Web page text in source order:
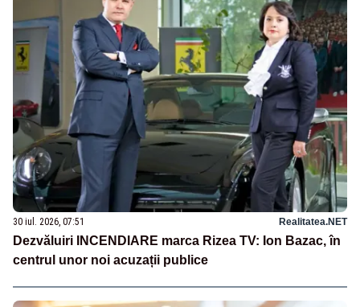
30 iul. 2026, 07:51 Realitatea.NET
Dezvăluiri INCENDIARE marca Rizea TV: Ion Bazac, în
centrul unor noi acuzații publice